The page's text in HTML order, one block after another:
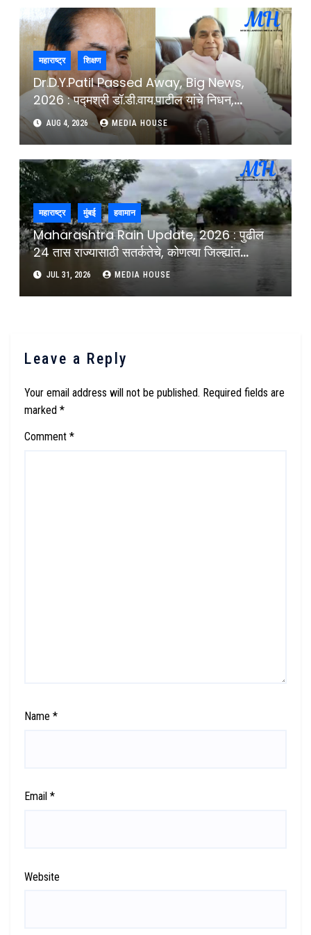
महाराष्ट्र शिक्षण
Dr.D.Y.Patil Passed Away, Big News,
2026 : पद्मश्री डॉ.डी.वाय.पाटील यांचे निधन,
शिक्षणसम्राट काळाच्या पडद्याआड : Padmashri Dr
D.Y.Patil Passes Away In Kolhapur
University
AUG 4, 2026 MEDIA HOUSE
महाराष्ट्र मुंबई हवामान
Maharashtra Rain Update, 2026 : पुढील
24 तास राज्यासाठी सतर्कतेचे, कोणत्या जिल्ह्यांत
अतिवृष्टीची शक्यता, कोणत्या विभागांसाठी जाहीर केलाय
अलर्ट ? : Maharashtra Rai Update Red
JUL 31, 2026 MEDIA HOUSE
Leave a Reply
Your email address will not be published. Required fields are
marked *
Comment *
Name *
Email *
Website